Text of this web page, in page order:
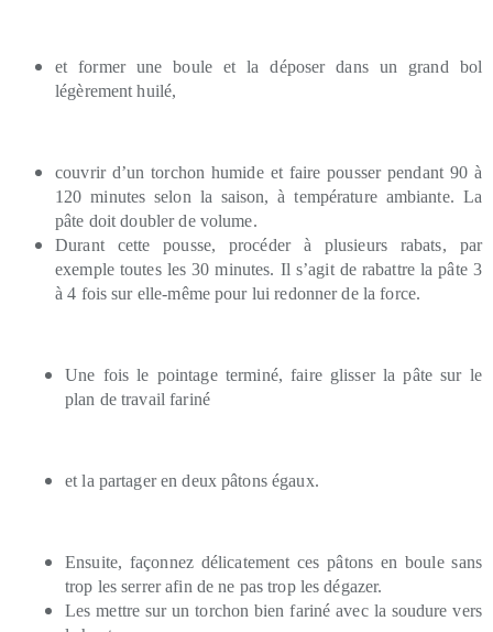
et former une boule et la déposer dans un grand bol
légèrement huilé,
couvrir d’un torchon humide et faire pousser pendant 90 à
120 minutes selon la saison, à température ambiante. La
pâte doit doubler de volume.
Durant cette pousse, procéder à plusieurs rabats, par
exemple toutes les 30 minutes. Il s’agit de rabattre la pâte 3
à 4 fois sur elle-même pour lui redonner de la force.
Une fois le pointage terminé, faire glisser la pâte sur le
plan de travail fariné
et la partager en deux pâtons égaux.
Ensuite, façonnez délicatement ces pâtons en boule sans
trop les serrer afin de ne pas trop les dégazer.
Les mettre sur un torchon bien fariné avec la soudure vers